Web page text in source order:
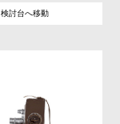
検討台へ移動